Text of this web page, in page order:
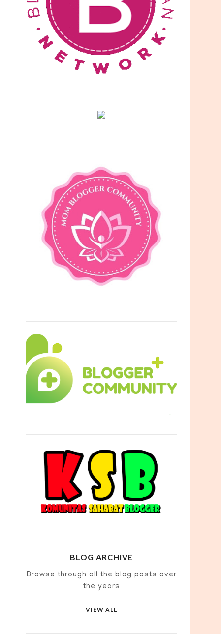
BLOG ARCHIVE
Browse through all the blog posts over
the years
VIEW ALL